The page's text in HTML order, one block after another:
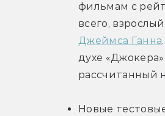
фильмам с
всего,
Джеймса Ганна
духе
рассчитанный
Новые